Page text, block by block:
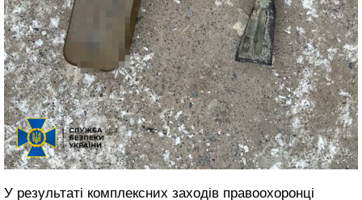
У результаті комплексних заходів правоохоронці